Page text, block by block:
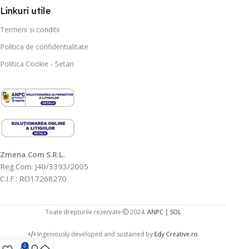
Linkuri utile
Termeni si conditii
Politica de confidentialitate
Politica Cookie - Setari
Zmena Com S.R.L.
Reg.Com: J40/3393/2005
C.I.F.: RO17268270
Toate drepturile rezervate 2024. ANPC | SOL
Ingeniously developed and sustained by Edy Creative.ro
0